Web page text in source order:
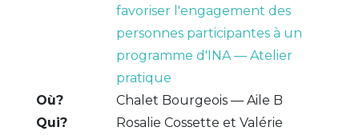
favoriser l'engagement des
personnes participantes à un
programme d'INA — Atelier
pratique
Chalet Bourgeois — Aile B
Rosalie Cossette et Valérie